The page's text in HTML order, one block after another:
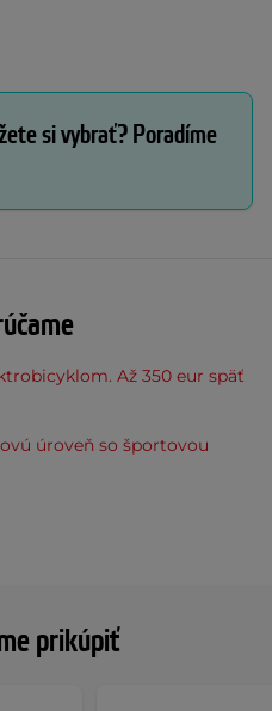
prikúpiť
si vybrať? Poradíme
Až 350 eur späť
úroveň so športovou